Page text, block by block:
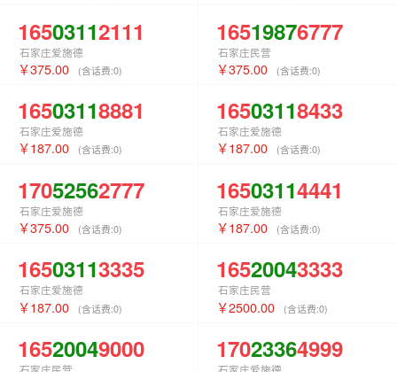
16503112111
石家庄爱施德
375.00 (含话费:0)
16519876777
石家庄民营
375.00 (含话费:0)
16503118881
石家庄爱施德
187.00 (含话费:0)
16503118433
石家庄爱施德
187.00 (含话费:0)
17052562777
石家庄爱施德
375.00 (含话费:0)
16503114441
石家庄爱施德
187.00 (含话费:0)
16503113335
石家庄爱施德
187.00 (含话费:0)
16520043333
石家庄民营
2500.00 (含话费:0)
16520049000 17023364999